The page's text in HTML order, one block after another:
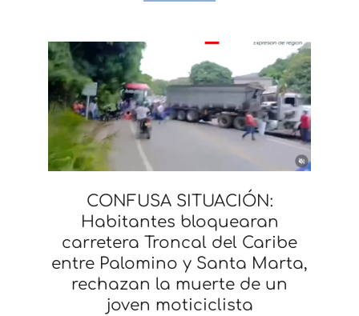
CONFUSA SITUACIÓN:
Habitantes bloquearan
carretera Troncal del Caribe
entre Palomino y Santa Marta,
rechazan la muerte de un
joven moticiclista